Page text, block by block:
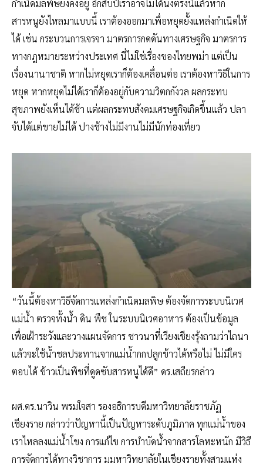
กำเนิดมลพิษยังคงอยู่ อีกสิบปีเราอาจไม่ได้นั่งตรงนี้แล้วหาก
สารหนูยังไหลมาแบบนี้ เราต้องออกมาเพื่อหยุดยั้งแหล่งกำเนิดให้
ได้ เช่น กระบวนการเจรจา มาตรการกดดันทางเศรษฐกิจ มาตรการ
ทางกฎหมายระหว่างประเทศ นี่ไม่ใช่เรื่องของไทยพม่า แต่เป็น
เรื่องนานาชาติ หากไม่หยุดเราก็ต้องเคลื่อนต่อ เราต้องหาวิธีในการ
หยุด หากหยุดไม่ได้เราก็ต้องอยู่กับความวิตกกังวล ผลกระทบ
สุขภาพยังเห็นได้ช้า แต่ผลกระทบสังคมเศรษฐกิจเกิดขึ้นแล้ว ปลา
จับได้แต่ขายไม่ได้ ปางช้างไม่มีงานไม่มีนักท่องเที่ยว
“วันนี้ต้องหาวิธีจัดการแหล่งกำเนิดมลพิษ ต้องจัดการระบบนิเวศ
แม่น้ำ ตรวจทั้งน้ำ ดิน พืช ในระบบนิเวศอาหาร ต้องเป็นข้อมูล
เพื่อเฝ้าระวังและวางแผนจัดการ ชาวนาที่เวียงเชียงรุ้งถามว่าไถนา
แล้วจะใช้น้ำชลประทานจากแม่น้ำกกปลูกข้าวได้หรือไม่ ไม่มีใคร
ตอบได้ ข้าวเป็นพืชที่ดูดซับสารหนูได้ดี” ดร.เสถียรกล่าว
ผศ.ดร.นาวิน พรมใจสา รองอธิการบดีมหาวิทยาลัยราชภัฏ
เชียงราย กล่าวว่าปัญหานี้เป็นปัญหาระดับภูมิภาค ทุกแม่น้ำของ
เราไหลลงแม่น้ำโขง การแก้ไข การบำบัดน้ำจากสารโลหะหนัก มีวิธี
การจัดการได้ทางวิชาการ มมหาวิทยาลัยในเชียงรายทั้งสามแห่ง